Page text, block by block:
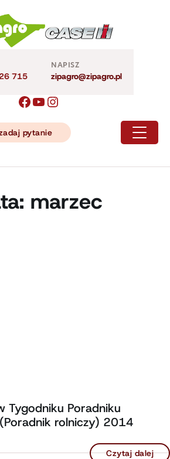
715
NAPISZ
zipagro@zipagro.pl
pytanie
marzec
Tygodniku Poradniku
rolniczy) 2014
Czytaj dalej